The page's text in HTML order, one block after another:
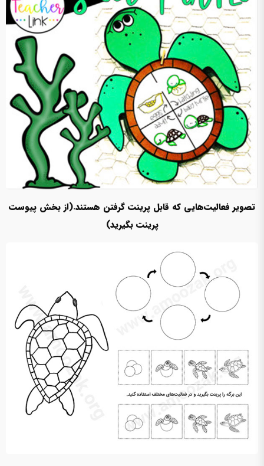
تصویر فعالیت‌هایی که قابل پرینت گرفتن هستند.(از بخش پیوست
پرینت بگیرید)